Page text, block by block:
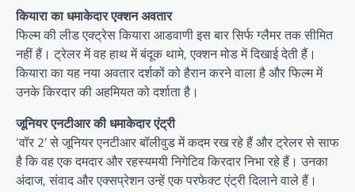
कियारा का धमाकेदार एक्शन अवतार
फिल्म की लीड एक्ट्रेस कियारा आडवाणी इस बार सिर्फ ग्लैमर तक सीमित
नहीं हैं। ट्रेलर में वह हाथ में बंदूक थामे, एक्शन मोड में दिखाई देती हैं।
कियारा का यह नया अवतार दर्शकों को हैरान करने वाला है और फिल्म में
उनके किरदार की अहमियत को दर्शाता है।
जूनियर एनटीआर की धमाकेदार एंट्री
‘वॉर 2’ से जूनियर एनटीआर बॉलीवुड में कदम रख रहे हैं और ट्रेलर से साफ
है कि वह एक दमदार और रहस्यमयी निगेटिव किरदार निभा रहे हैं। उनका
अंदाज, संवाद और एक्सप्रेशन उन्हें एक परफेक्ट एंट्री दिलाने वाले हैं।